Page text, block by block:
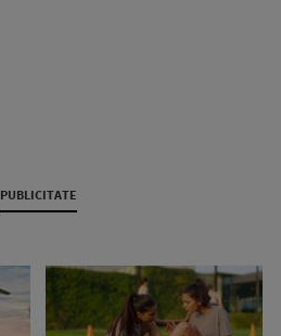
PUBLICITATE